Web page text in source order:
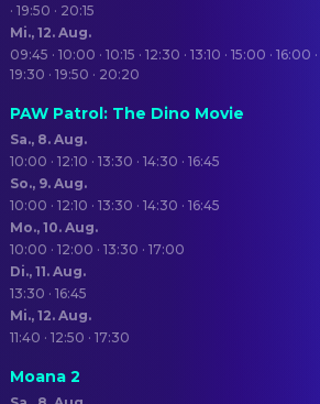
· 19:50 · 20:15
Mi., 12. Aug.
09:45 · 10:00 · 10:15 · 12:30 · 13:10 · 15:00 · 16:00
19:30 · 19:50 · 20:20
PAW Patrol: The Dino Movie
Sa., 8. Aug.
10:00 · 12:10 · 13:30 · 14:30 · 16:45
So., 9. Aug.
10:00 · 12:10 · 13:30 · 14:30 · 16:45
Mo., 10. Aug.
10:00 · 12:00 · 13:30 · 17:00
Di., 11. Aug.
13:30 · 16:45
Mi., 12. Aug.
11:40 · 12:50 · 17:30
Moana 2